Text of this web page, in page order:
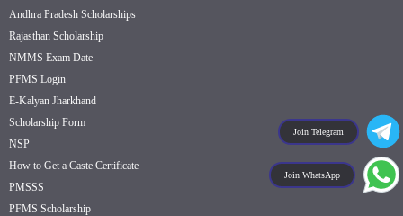
Join Telegram
Join WhatsApp
Andhra Pradesh Scholarships
Rajasthan Scholarship
NMMS Exam Date
PFMS Login
E-Kalyan Jharkhand
Scholarship Form
NSP
How to Get a Caste Certificate
PMSSS
PFMS Scholarship